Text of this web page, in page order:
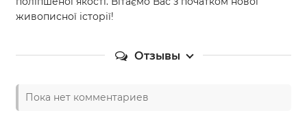
живописної історії!
Отзывы
Пока нет комментариев